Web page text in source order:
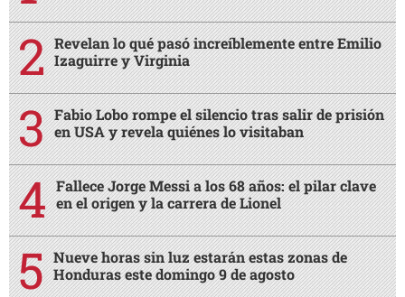
Revelan lo qué pasó increíblemente entre Emilio
Izaguirre y Virginia
Fabio Lobo rompe el silencio tras salir de prisión
en USA y revela quiénes lo visitaban
Fallece Jorge Messi a los 68 años: el pilar clave
en el origen y la carrera de Lionel
Nueve horas sin luz estarán estas zonas de
Honduras este domingo 9 de agosto